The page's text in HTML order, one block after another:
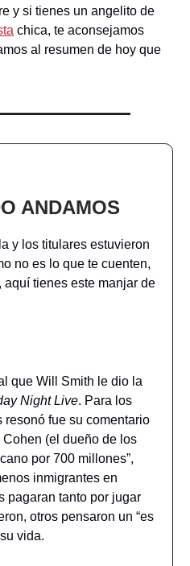
y si tienes un angelito de
chica, te aconsejamos
al resumen de hoy que
ANDAMOS
y los titulares estuvieron
no es lo que te cuenten,
tienes este manjar de
que Will Smith le dio la
Night Live. Para los
fue su comentario
Cohen (el dueño de los
por 700 millones”,
inmigrantes en
pagaran tanto por jugar
otros pensaron un “es
vida.